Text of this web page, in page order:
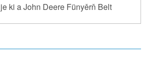
ki a John Deere Fünyěrň Belt